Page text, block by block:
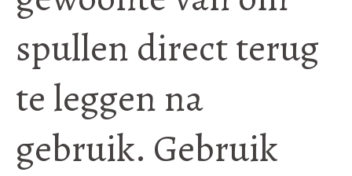
spullen direct terug
te leggen na
gebruik. Gebruik